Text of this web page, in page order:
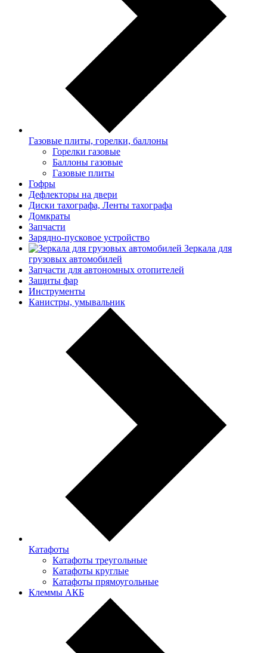
Газовые плиты, горелки, баллоны
Горелки газовые
Баллоны газовые
Газовые плиты
Гофры
Дефлекторы на двери
Диски тахографа, Ленты тахографа
Домкраты
Запчасти
Зарядно-пусковое устройство
Зеркала для
грузовых автомобилей
Запчасти для автономных отопителей
Защиты фар
Инструменты
Канистры, умывальник
Катафоты
Катафоты треугольные
Катафоты круглые
Катафоты прямоугольные
Клеммы АКБ